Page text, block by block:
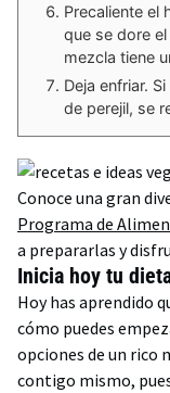
Precaliente el
que se dore
mezcla tiene
Deja enfriar.
de perejil, se
Conoce una gran
Programa de
a prepararlas y
Inicia hoy tu
Hoy has aprendido
cómo puedes
opciones de un rico
contigo mismo,